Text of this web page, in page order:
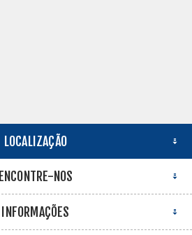
LOCALIZAÇÃO
ENCONTRE-NOS
INFORMAÇÕES